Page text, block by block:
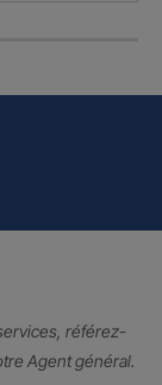
référez-
Agent général.